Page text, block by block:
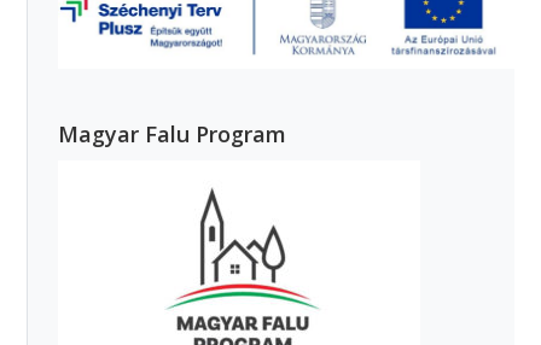
Magyar Falu Program